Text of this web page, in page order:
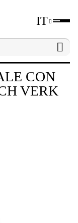
IT
digitali
CON
VERK